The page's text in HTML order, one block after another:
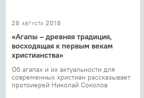
28 августа 2018
«Агапы – древняя традиция,
восходящая к первым векам
христианства»
Об агапах и их актуальности для
современных христиан рассказывает
протоиерей Николай Соколов